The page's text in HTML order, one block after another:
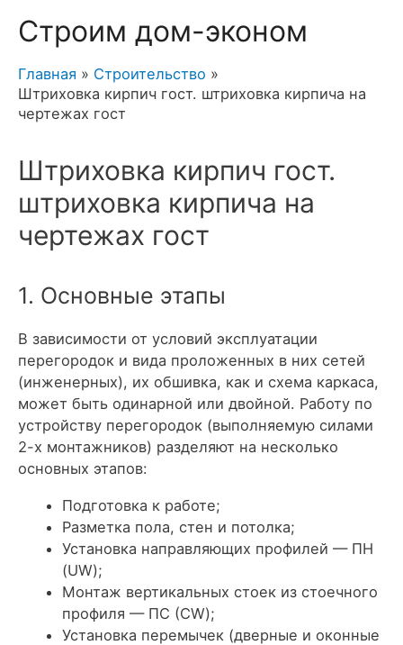
Строим дом-эконом
Главная
Строительство
Штриховка кирпич гост. штриховка кирпича на
чертежах гост
Штриховка кирпич гост.
штриховка кирпича на
чертежах гост
1. Основные этапы
В зависимости от условий эксплуатации
перегородок и вида проложенных в них сетей
(инженерных), их обшивка, как и схема каркаса,
может быть одинарной или двойной. Работу по
устройству перегородок (выполняемую силами
2-х монтажников) разделяют на несколько
основных этапов:
Подготовка к работе;
Разметка пола, стен и потолка;
Установка направляющих профилей — ПН
(UW);
Монтаж вертикальных стоек из стоечного
профиля — ПС (CW);
Установка перемычек (дверные и оконные